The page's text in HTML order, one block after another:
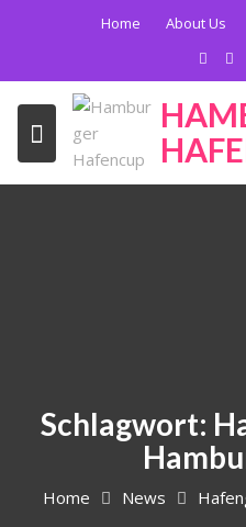
Home About Us
Schlagwort:
Home News